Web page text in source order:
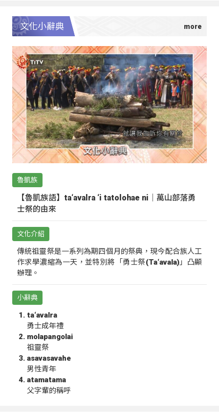
文化小辭典
魯凱族
【魯凱族語】ta‘avalra ‘i tatolohae ni｜萬山部落勇
士祭的由來
文化介紹
傳統祖靈祭是一系列為期四個月的祭典，現今配合族人工
作求學濃縮為一天，並特別將「勇士祭(Ta‘avala)」凸顯
辦理。
小辭典
ta‘avalra
勇士成年禮
molapangolai
祖靈祭
asavasavahe
男性青年
atamatama
父字輩的稱呼